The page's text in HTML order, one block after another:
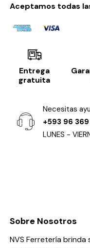
Aceptamos todas
Entrega
gratuita
Necesitas
+593 96
LUNES -
Sobre Nosotros
NVS Ferretería